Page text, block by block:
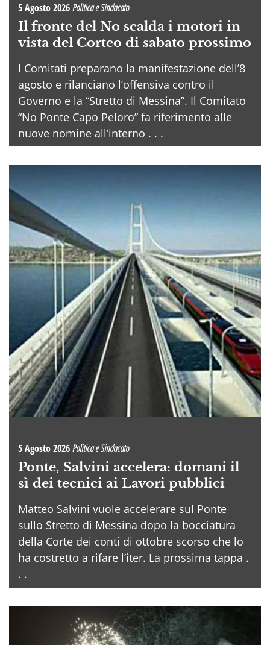
5 Agosto 2026Politica e Sindacato
Il fronte del No scalda i motori in
vista del Corteo di sabato prossimo
I Comitati preparano la manifestazione dell’8
agosto e rilanciano l’offensiva contro il
Governo e la “Stretto di Messina”. Il Comitato
“No Ponte Capo Peloro” fa riferimento alle
nuove nomine all’interno . . .
5 Agosto 2026Politica e Sindacato
Ponte, Salvini accelera: domani il
sì dei tecnici ai Lavori pubblici
Matteo Salvini vuole accelerare sul Ponte
sullo Stretto di Messina dopo la bocciatura
della Corte dei conti di ottobre scorso che lo
ha costretto a rifare l’iter. La prossima tappa .
. .